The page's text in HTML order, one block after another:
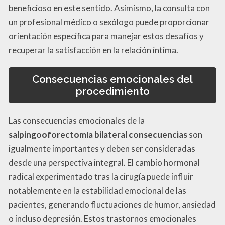
beneficioso en este sentido. Asimismo, la consulta con
un profesional médico o sexólogo puede proporcionar
orientación específica para manejar estos desafíos y
recuperar la satisfacción en la relación íntima.
Consecuencias emocionales del
procedimiento
Las consecuencias emocionales de la
salpingooforectomía bilateral consecuenciasson
igualmente importantes y deben ser consideradas
desde una perspectiva integral. El cambio hormonal
radical experimentado tras la cirugía puede influir
notablemente en la estabilidad emocional de las
pacientes, generando fluctuaciones de humor, ansiedad
o incluso depresión. Estos trastornos emocionales